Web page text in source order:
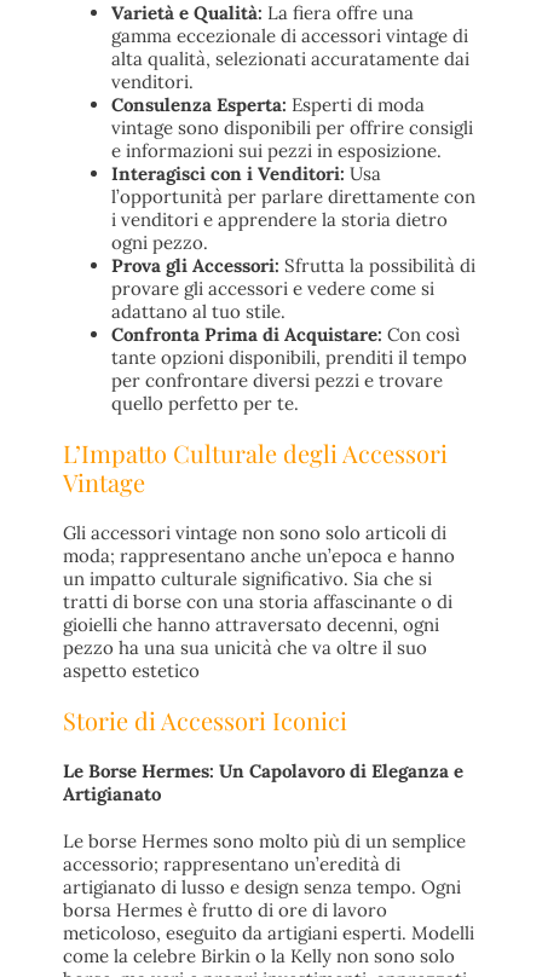
Varietà e Qualità: La fiera offre una
gamma eccezionale di accessori vintage di
alta qualità, selezionati accuratamente dai
venditori.
Consulenza Esperta: Esperti di moda
vintage sono disponibili per offrire consigli
e informazioni sui pezzi in esposizione.
Interagisci con i Venditori: Usa
l’opportunità per parlare direttamente con
i venditori e apprendere la storia dietro
ogni pezzo.
Prova gli Accessori: Sfrutta la possibilità di
provare gli accessori e vedere come si
adattano al tuo stile.
Confronta Prima di Acquistare: Con così
tante opzioni disponibili, prenditi il tempo
per confrontare diversi pezzi e trovare
quello perfetto per te.
L’Impatto Culturale degli Accessori
Vintage
Gli accessori vintage non sono solo articoli di
moda; rappresentano anche un’epoca e hanno
un impatto culturale significativo. Sia che si
tratti di borse con una storia affascinante o di
gioielli che hanno attraversato decenni, ogni
pezzo ha una sua unicità che va oltre il suo
aspetto estetico
Storie di Accessori Iconici
Le Borse Hermes: Un Capolavoro di Eleganza e
Artigianato
Le borse Hermes sono molto più di un semplice
accessorio; rappresentano un’eredità di
artigianato di lusso e design senza tempo. Ogni
borsa Hermes è frutto di ore di lavoro
meticoloso, eseguito da artigiani esperti. Modelli
come la celebre Birkin o la Kelly non sono solo